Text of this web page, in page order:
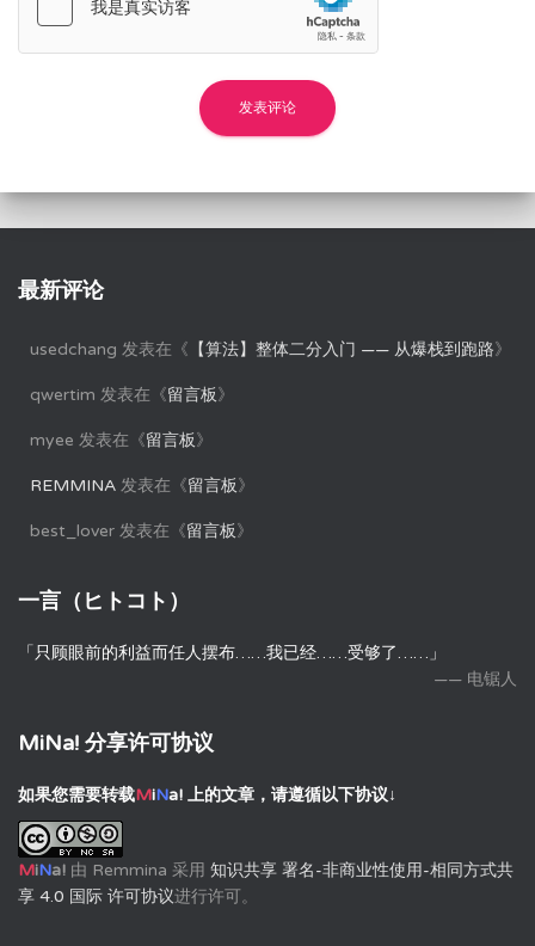
最新评论
usedchang 发表在《 【算法】整体二分入门 —— 从爆栈到跑路》
qwertim 发表在《留言板》
myee 发表在《留言板》
REMMINA 发表在《留言板》
best_lover 发表在《留言板》
一言（ヒトコト）
「只顾眼前的利益而任人摆布……我已经……受够了……」
—— 电锯人
MiNa! 分享许可协议
如果您需要转载MiNa! 上的文章，请遵循以下协议↓
MiNa! 由 Remmina 采用 知识共享 署名-非商业性使用-相同方式共
享 4.0 国际 许可协议进行许可。